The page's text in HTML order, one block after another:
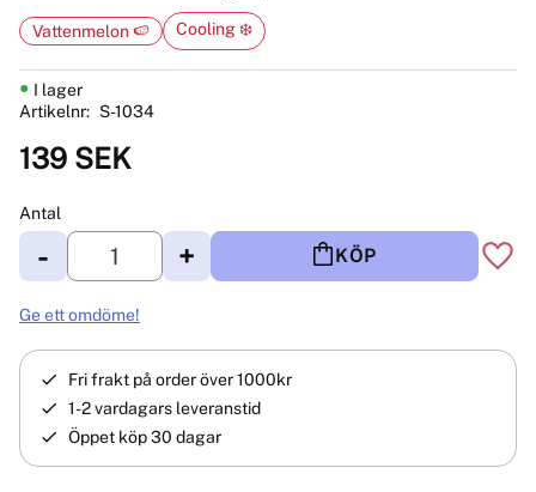
139 SEK
Antal
+
- KÖP
I lager
Artikelnr
S-1034
Vattenmelon 🍉 Cooling ❄️
Ge ett omdöme!
Fri frakt på order över 1000kr
1-2 vardagars leveranstid
Öppet köp 30 dagar